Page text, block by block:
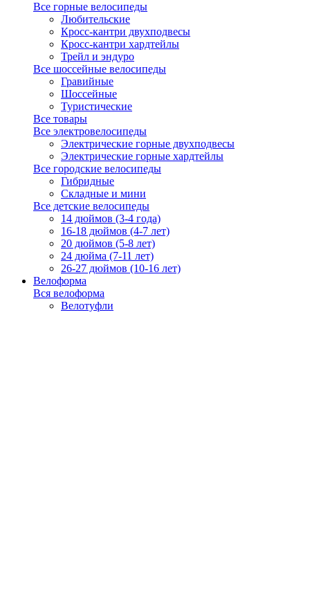
Все горные велосипеды
Любительские
Кросс-кантри двухподвесы
Кросс-кантри хардтейлы
Трейл и эндуро
Все шоссейные велосипеды
Гравийные
Шоссейные
Туристические
Все товары
Все электровелосипеды
Электрические горные двухподвесы
Электрические горные хардтейлы
Все городские велосипеды
Гибридные
Складные и мини
Все детские велосипеды
14 дюймов (3-4 года)
16-18 дюймов (4-7 лет)
20 дюймов (5-8 лет)
24 дюйма (7-11 лет)
26-27 дюймов (10-16 лет)
Велоформа
Вся велоформа
Велотуфли